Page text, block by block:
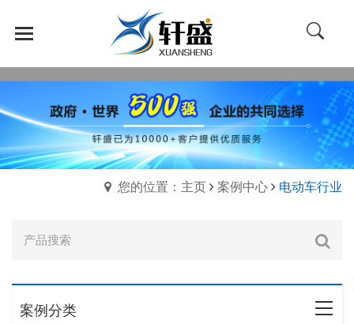
您的位置：主页 案例中心 电动车行业
案例分类